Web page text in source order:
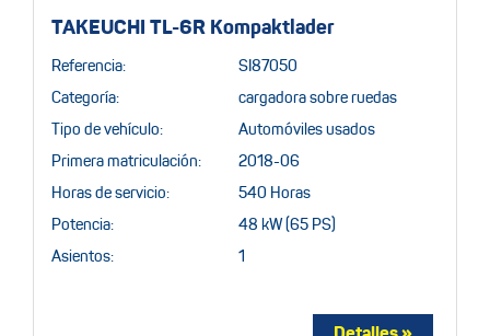
TAKEUCHI TL-6R Kompaktlader
Referencia: SI87050
Categoría: cargadora sobre ruedas
Tipo de vehículo: Automóviles usados
Primera matriculación: 2018-06
Horas de servicio: 540 Horas
Potencia: 48 kW (65 PS)
Asientos: 1